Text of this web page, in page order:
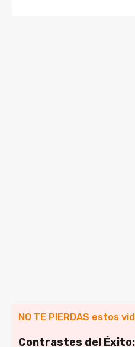
NO TE PIERDAS estos
Contrastes del Éxito: